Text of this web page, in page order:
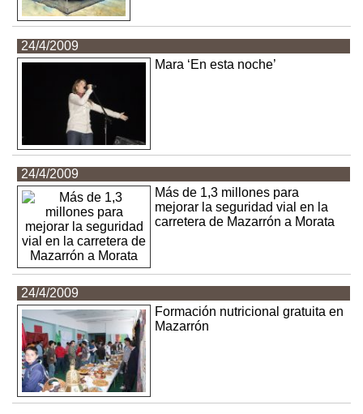
24/4/2009
Mara ‘En esta noche’
24/4/2009
Más de 1,3 millones para
mejorar la seguridad vial en la
carretera de Mazarrón a Morata
24/4/2009
Formación nutricional gratuita en
Mazarrón